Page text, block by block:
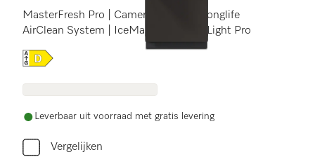
MasterFresh Pro | Camera&#39;s | Longlife
AirClean System | IceMaker | BrilliantLight Pro
Online Label Flag, Energielabel
Leverbaar uit voorraad met gratis levering
Vergelijken